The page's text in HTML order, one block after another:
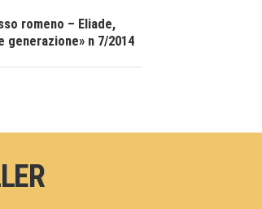
romeno – Eliade,
generazione» n 7/2014